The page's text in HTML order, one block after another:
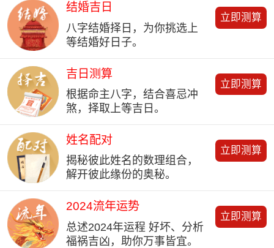
结婚吉日
八字结婚择日，为你挑选上
等结婚好日子。
立即测算
吉日测算
根据命主八字，结合喜忌冲
煞，择取上等吉日。
立即测算
姓名配对
揭秘彼此姓名的数理组合，
解开彼此缘份的奥秘。
立即测算
2024流年运势
总述2024年运程 好坏、分析
福祸吉凶，助你万事皆宜。
立即测算